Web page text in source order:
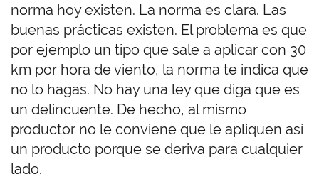
norma hoy existen. La norma es clara. Las
buenas prácticas existen. El problema es que
por ejemplo un tipo que sale a aplicar con 30
km por hora de viento, la norma te indica que
no lo hagas. No hay una ley que diga que es
un delincuente. De hecho, al mismo
productor no le conviene que le apliquen así
un producto porque se deriva para cualquier
lado.